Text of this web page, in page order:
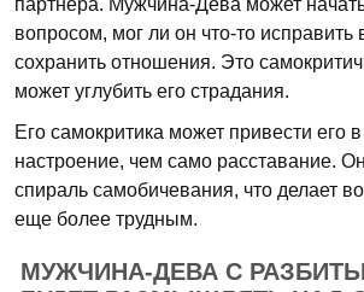
партнера. Мужчина-Дева может
вопросом, мог ли он что-то исправить
сохранить отношения. Это
может углубить его страдания.
Его самокритика может привести его
настроение, чем само расставание.
спираль самобичевания, что делает
еще более трудным.
МУЖЧИНА-ДЕВА С